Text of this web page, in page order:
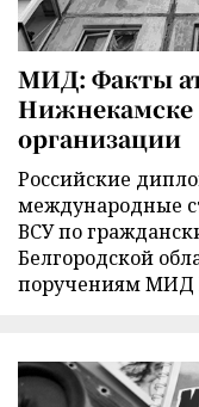
МИД: Факты
Нижнекамске
организации
Российские
международные
ВСУ по
Белгородской
поручениям